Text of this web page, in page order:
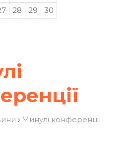
› Минулі конференції
28 29
30